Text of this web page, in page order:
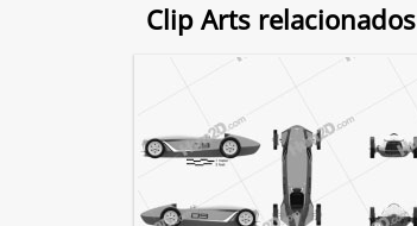
Clip Arts relacionados